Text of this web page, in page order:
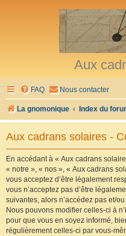
Aux
FAQ Nous contacter
La gnomonique Index du
Aux cadrans solaires -
En accédant à « Aux cadrans
« notre », « nos », « Aux cadrans
vous acceptez d’être légalement
vous n’acceptez pas d’être
suivantes, alors n’accédez pas et/
Nous pouvons modifier celles-ci à
pour que vous en soyez informé,
régulièrement celles-ci par vous-